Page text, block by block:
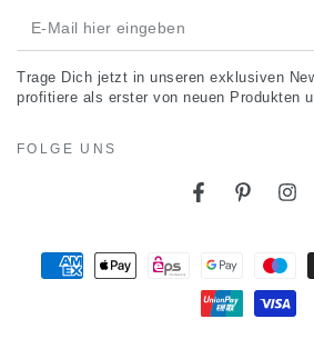
E-
Mail
hier
Trage Dich jetzt in unseren exklusiven
profitiere als erster von neuen Produkten
FOLGE UNS
FacebookPinterest
Zahlungsmöglichkeiten